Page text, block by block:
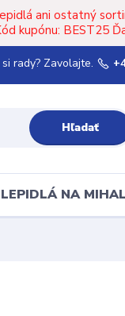
ani ostatný
kupónu: BEST25
Hľadať
rady? Zavolajte.
LEPIDLÁ NA